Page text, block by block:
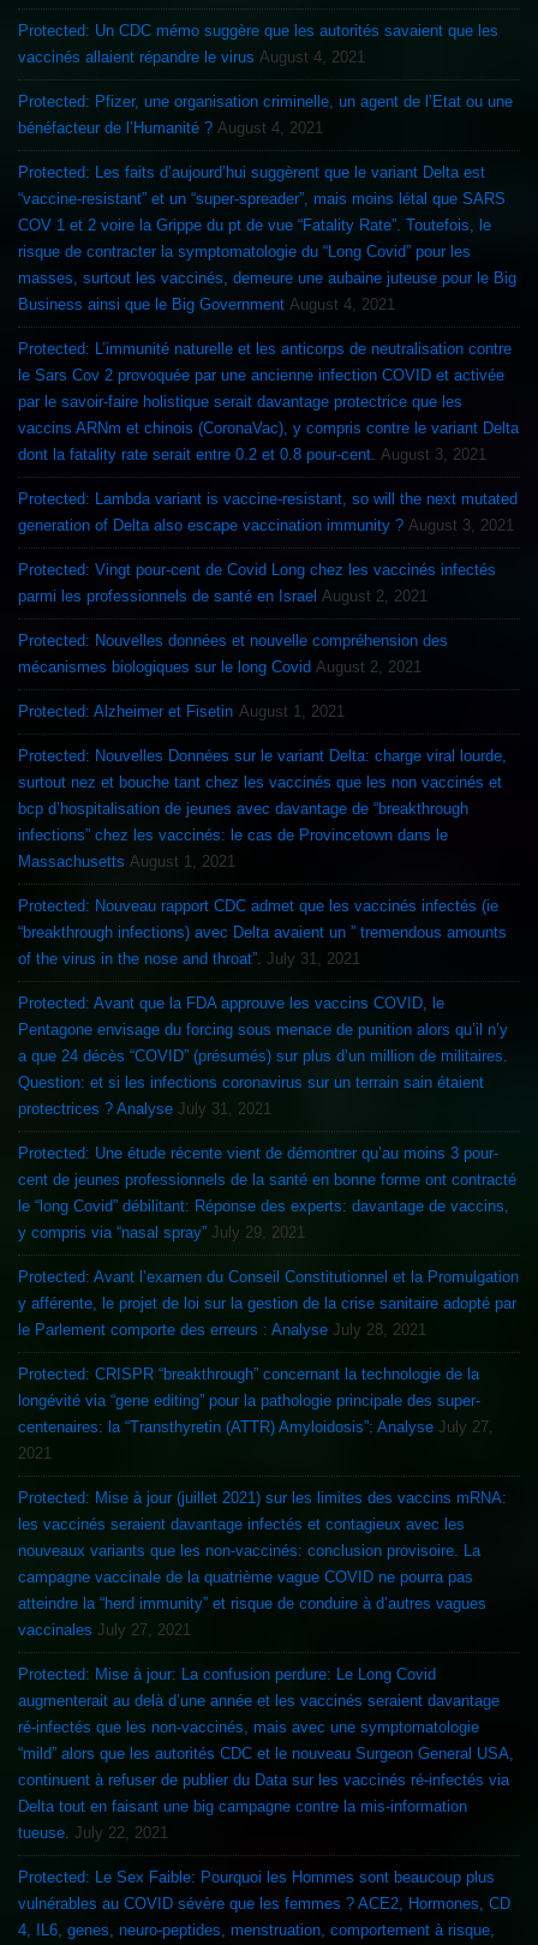
Protected: Un CDC mémo suggère que les autorités savaient que les
vaccinés allaient répandre le virus August 4, 2021
Protected: Pfizer, une organisation criminelle, un agent de l’Etat ou une
bénéfacteur de l’Humanité ? August 4, 2021
Protected: Les faits d’aujourd’hui suggèrent que le variant Delta est
“vaccine-resistant” et un “super-spreader”, mais moins létal que SARS
COV 1 et 2 voire la Grippe du pt de vue “Fatality Rate”. Toutefois, le
risque de contracter la symptomatologie du “Long Covid” pour les
masses, surtout les vaccinés, demeure une aubaine juteuse pour le Big
Business ainsi que le Big Government August 4, 2021
Protected: L’immunité naturelle et les anticorps de neutralisation contre
le Sars Cov 2 provoquée par une ancienne infection COVID et activée
par le savoir-faire holistique serait davantage protectrice que les
vaccins ARNm et chinois (CoronaVac), y compris contre le variant Delta
dont la fatality rate serait entre 0.2 et 0.8 pour-cent. August 3, 2021
Protected: Lambda variant is vaccine-resistant, so will the next mutated
generation of Delta also escape vaccination immunity ? August 3, 2021
Protected: Vingt pour-cent de Covid Long chez les vaccinés infectés
parmi les professionnels de santé en Israel August 2, 2021
Protected: Nouvelles données et nouvelle compréhension des
mécanismes biologiques sur le long Covid August 2, 2021
Protected: Alzheimer et Fisetin August 1, 2021
Protected: Nouvelles Données sur le variant Delta: charge viral lourde,
surtout nez et bouche tant chez les vaccinés que les non vaccinés et
bcp d’hospitalisation de jeunes avec davantage de “breakthrough
infections” chez les vaccinés: le cas de Provincetown dans le
Massachusetts August 1, 2021
Protected: Nouveau rapport CDC admet que les vaccinés infectés (ie
“breakthrough infections) avec Delta avaient un ” tremendous amounts
of the virus in the nose and throat”. July 31, 2021
Protected: Avant que la FDA approuve les vaccins COVID, le
Pentagone envisage du forcing sous menace de punition alors qu’il n’y
a que 24 décès “COVID” (présumés) sur plus d’un million de militaires.
Question: et si les infections coronavirus sur un terrain sain étaient
protectrices ? Analyse July 31, 2021
Protected: Une étude récente vient de démontrer qu’au moins 3 pour-
cent de jeunes professionnels de la santé en bonne forme ont contracté
le “long Covid” débilitant: Réponse des experts: davantage de vaccins,
y compris via “nasal spray” July 29, 2021
Protected: Avant l’examen du Conseil Constitutionnel et la Promulgation
y afférente, le projet de loi sur la gestion de la crise sanitaire adopté par
le Parlement comporte des erreurs : Analyse July 28, 2021
Protected: CRISPR “breakthrough” concernant la technologie de la
longévité via “gene editing” pour la pathologie principale des super-
centenaires: la “Transthyretin (ATTR) Amyloidosis”: Analyse July 27,
2021
Protected: Mise à jour (juillet 2021) sur les limites des vaccins mRNA:
les vaccinés seraient davantage infectés et contagieux avec les
nouveaux variants que les non-vaccinés: conclusion provisoire. La
campagne vaccinale de la quatrième vague COVID ne pourra pas
atteindre la “herd immunity” et risque de conduire à d’autres vagues
vaccinales July 27, 2021
Protected: Mise à jour: La confusion perdure: Le Long Covid
augmenterait au delà d’une année et les vaccinés seraient davantage
ré-infectés que les non-vaccinés, mais avec une symptomatologie
“mild” alors que les autorités CDC et le nouveau Surgeon General USA,
continuent à refuser de publier du Data sur les vaccinés ré-infectés via
Delta tout en faisant une big campagne contre la mis-information
tueuse. July 22, 2021
Protected: Le Sex Faible: Pourquoi les Hommes sont beaucoup plus
vulnérables au COVID sévère que les femmes ? ACE2, Hormones, CD
4, IL6, genes, neuro-peptides, menstruation, comportement à risque,